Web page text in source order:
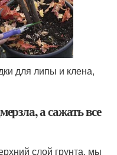
для липы и клена,
а сажать все
слой грунта, мы